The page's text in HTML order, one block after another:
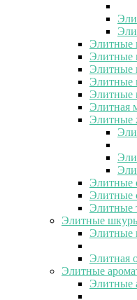
Элитные
Элитные
Элитные
Элитные
Элитные
Элитная
Элитные
Элитные
Элитные
Элитные
Элитные
Элитные
Элитная
Элитные
Элитные